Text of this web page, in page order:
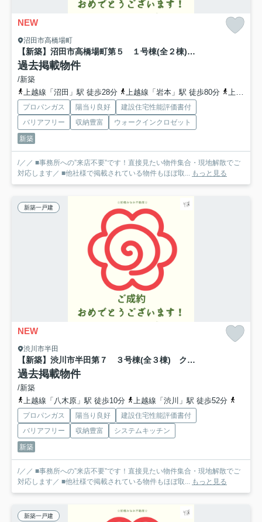
NEW
沼田市高橋場町
【新築】沼田市高橋場町第５ １号棟(全２棟) クリエートの家 新築建売分譲
過去掲載物件
/新築
上越線「沼田」駅 徒歩28分
上越線「岩本」駅 徒歩80分 上越線「後閑」駅 徒歩93分
プロパンガス 陽当り良好
建設住宅性能評価書付
バリアフリー
収納豊富
ウォークインクロゼット
新築
/／／ ■事務所への”来店不要”です！直接見たい物件集合・現地解散でご
対応します／ ■他社様で掲載されている物件もほぼ取... もっと見る
新築一戸建
NEW
渋川市半田
【新築】渋川市半田第７ ３号棟(全３棟) クリエートの家 新築建売分譲
過去掲載物件
/新築
上越線「八木原」駅 徒歩10分
上越線「渋川」駅 徒歩52分
プロパンガス 陽当り良好
建設住宅性能評価書付
バリアフリー
収納豊富
システムキッチン
新築
/／／ ■事務所への”来店不要”です！直接見たい物件集合・現地解散でご
対応します／ ■他社様で掲載されている物件もほぼ取... もっと見る
新築一戸建